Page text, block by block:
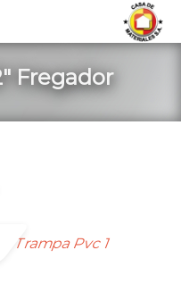
Fregador
Trampa Pvc 1